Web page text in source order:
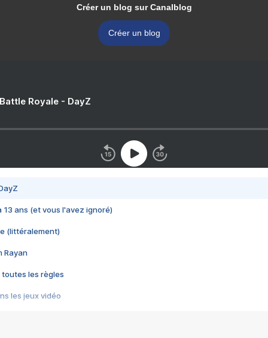
Créer un blog sur Canalblog
Créer un blog
Royale - DayZ
13 ans (et vous l'avez ignoré)
(littéralement)
Rayan
toutes les règles
les jeux vidéo